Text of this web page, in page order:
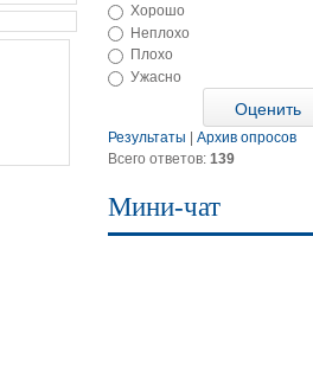
Хорошо
Неплохо
Плохо
Ужасно
Результаты
Архив опросов
Всего ответов: 139
Мини-чат